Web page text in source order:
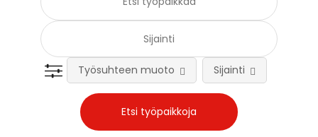
Työsuhteen muoto Sijainti